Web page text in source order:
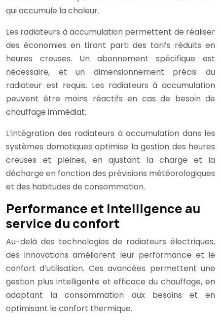
qui accumule la chaleur.
Les radiateurs à accumulation permettent de réaliser
des économies en tirant parti des tarifs réduits en
heures creuses. Un abonnement spécifique est
nécessaire, et un dimensionnement précis du
radiateur est requis. Les radiateurs à accumulation
peuvent être moins réactifs en cas de besoin de
chauffage immédiat.
L’intégration des radiateurs à accumulation dans les
systèmes domotiques optimise la gestion des heures
creuses et pleines, en ajustant la charge et la
décharge en fonction des prévisions météorologiques
et des habitudes de consommation.
Performance et intelligence au
service du confort
Au-delà des technologies de radiateurs électriques,
des innovations améliorent leur performance et le
confort d’utilisation. Ces avancées permettent une
gestion plus intelligente et efficace du chauffage, en
adaptant la consommation aux besoins et en
optimisant le confort thermique.